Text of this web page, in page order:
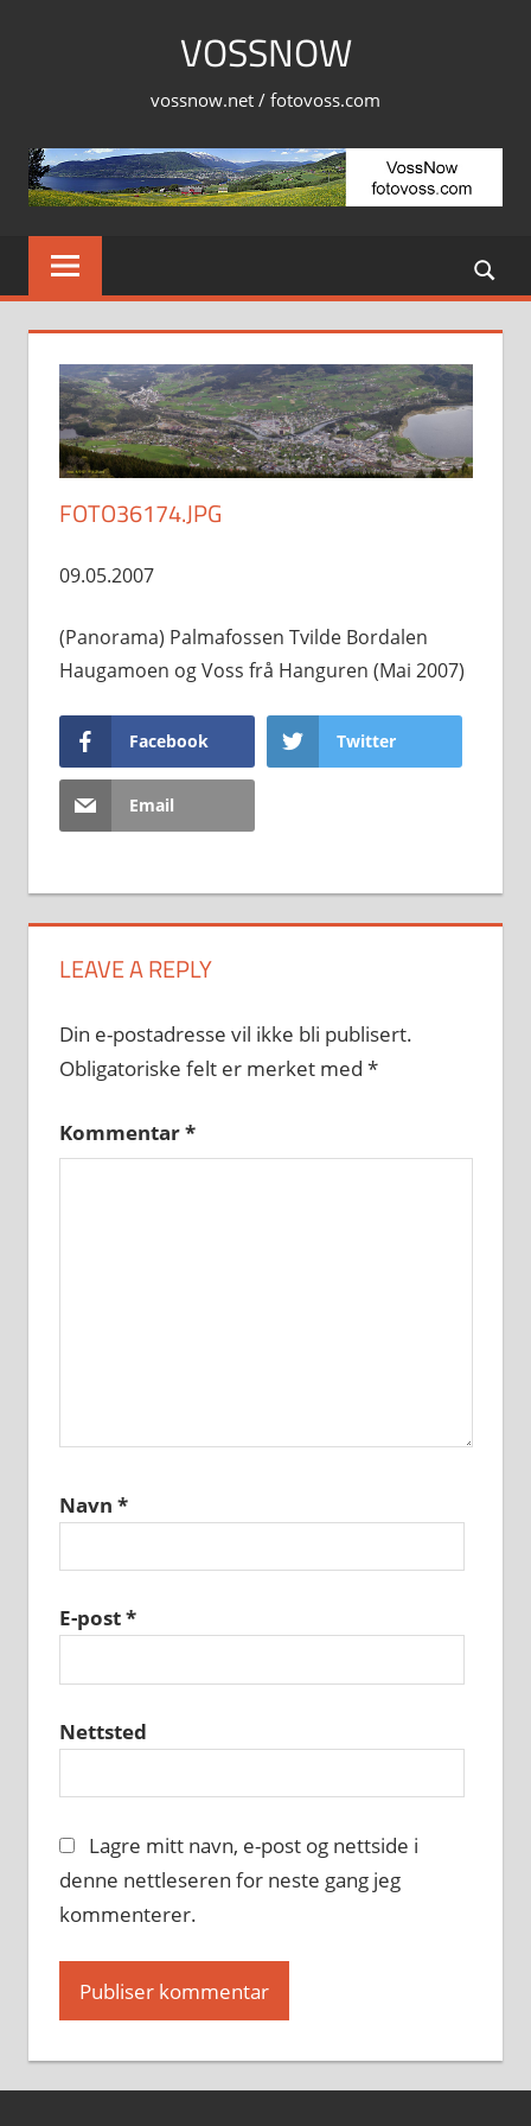
VOSSNOW
vossnow.net / fotovoss.com
FOTO36174.JPG
09.05.2007
(Panorama) Palmafossen Tvilde Bordalen
Haugamoen og Voss frå Hanguren (Mai 2007)
Facebook Twitter
Email
LEAVE A REPLY
Din e-postadresse vil ikke bli publisert.
Obligatoriske felt er merket med *
Kommentar*
Navn *
E-post*
Nettsted
Lagre mitt navn, e-post og nettside i
denne nettleseren for neste gang jeg
kommenterer.